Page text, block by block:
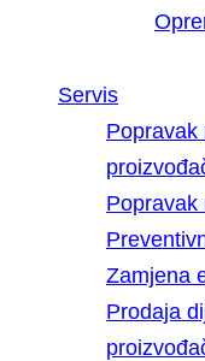
Servis
Popravak
Popravak
Zamjena
Prodaja